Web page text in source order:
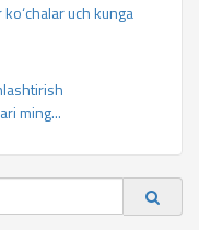
uch kunga
ming...